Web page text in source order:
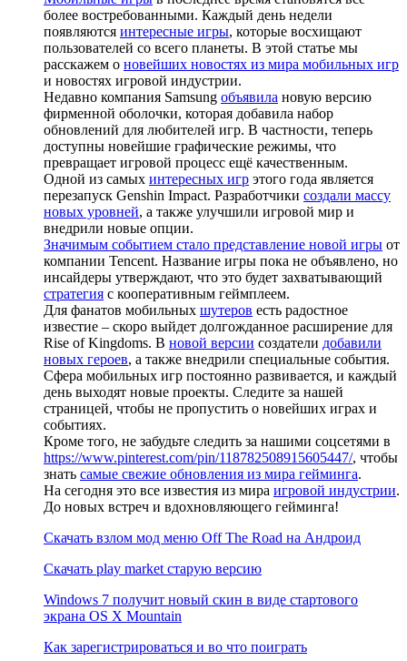
более востребованными. Каждый день недели
появляются интересные игры, которые восхищают
пользователей со всего планеты. В этой статье мы
расскажем о новейших новостях из мира мобильных игр
и новостях игровой индустрии.
Недавно компания Samsung объявила новую версию
фирменной оболочки, которая добавила набор
обновлений для любителей игр. В частности, теперь
доступны новейшие графические режимы, что
превращает игровой процесс ещё качественным.
Одной из самых интересных игр этого года является
перезапуск Genshin Impact. Разработчики создали массу
новых уровней, а также улучшили игровой мир и
внедрили новые опции.
Значимым событием стало представление новой игры от
компании Tencent. Название игры пока не объявлено, но
инсайдеры утверждают, что это будет захватывающий
стратегия с кооперативным геймплеем.
Для фанатов мобильных шутеров есть радостное
известие – скоро выйдет долгожданное расширение для
Rise of Kingdoms. В новой версии создатели добавили
новых героев, а также внедрили специальные события.
Сфера мобильных игр постоянно развивается, и каждый
день выходят новые проекты. Следите за нашей
страницей, чтобы не пропустить о новейших играх и
событиях.
Кроме того, не забудьте следить за нашими соцсетями в
https://www.pinterest.com/pin/118782508915605447/, чтобы
знать самые свежие обновления из мира гейминга.
На сегодня это все известия из мира игровой индустрии.
До новых встреч и вдохновляющего гейминга!
Скачать взлом мод меню Off The Road на Андроид
Скачать play market старую версию
Windows 7 получит новый скин в виде стартового
экрана OS X Mountain
Как зарегистрироваться и во что поиграть